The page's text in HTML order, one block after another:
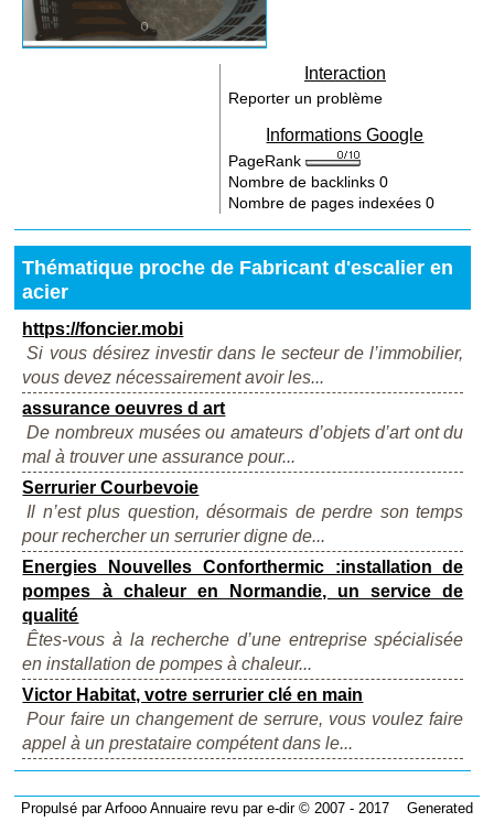
Interaction
Reporter un problème
Informations Google
PageRank
Nombre de backlinks0
Nombre de pages indexées0
Thématique proche de Fabricant d'escalier en
acier
https://foncier.mobi
Si vous désirez investir dans le secteur de l’immobilier,
vous devez nécessairement avoir les...
assurance oeuvres d art
De nombreux musées ou amateurs d’objets d’art ont du
mal à trouver une assurance pour...
Serrurier Courbevoie
Il n’est plus question, désormais de perdre son temps
pour rechercher un serrurier digne de...
Energies Nouvelles Conforthermic :installation de
pompes à chaleur en Normandie, un service de
qualité
Êtes-vous à la recherche d’une entreprise spécialisée
en installation de pompes à chaleur...
Victor Habitat, votre serrurier clé en main
Pour faire un changement de serrure, vous voulez faire
appel à un prestataire compétent dans le...
Propulsé parArfooo Annuairerevu par e-dir© 2007 - 2017 Generated